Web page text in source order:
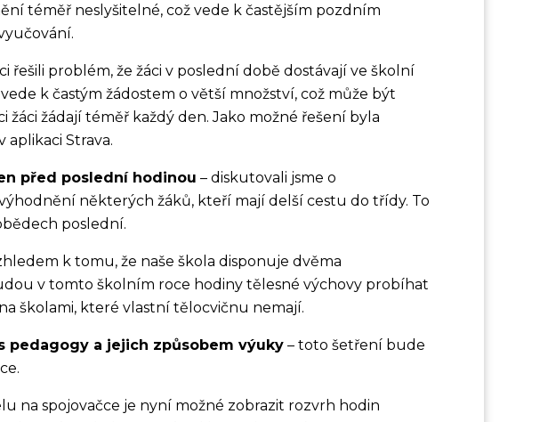
téměř neslyšitelné, což vede k častějším pozdním
řešili problém, že žáci v poslední době dostávají ve školní
k častým žádostem o větší množství, což může být
žádají téměř každý den. Jako možné řešení byla
aplikaci Strava.
před poslední hodinou – diskutovali jsme o
některých žáků, kteří mají delší cestu do třídy. To
poslední.
k tomu, že naše škola disponuje dvěma
v tomto školním roce hodiny tělesné výchovy probíhat
školami, které vlastní tělocvičnu nemají.
pedagogy a jejich způsobem výuky – toto šetření bude
na spojovačce je nyní možné zobrazit rozvrh hodin